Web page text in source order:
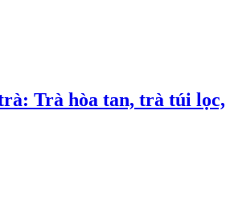
Trà hòa tan, trà túi lọc,